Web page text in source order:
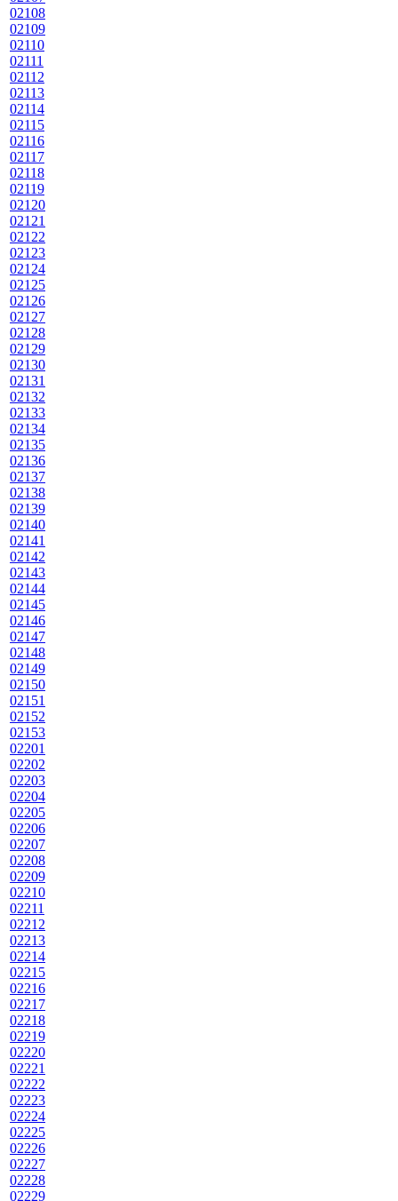
02108
02109
02110
02111
02112
02113
02114
02115
02116
02117
02118
02119
02120
02121
02122
02123
02124
02125
02126
02127
02128
02129
02130
02131
02132
02133
02134
02135
02136
02137
02138
02139
02140
02141
02142
02143
02144
02145
02146
02147
02148
02149
02150
02151
02152
02153
02201
02202
02203
02204
02205
02206
02207
02208
02209
02210
02211
02212
02213
02214
02215
02216
02217
02218
02219
02220
02221
02222
02223
02224
02225
02226
02227
02228
02229